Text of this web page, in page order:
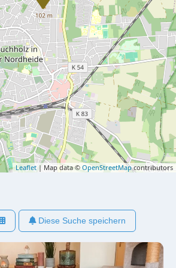
Leaflet| Map data © OpenStreetMapcontributors
Diese Suche speichern